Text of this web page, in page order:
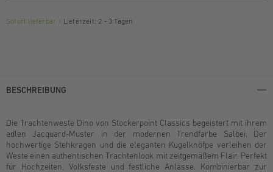
Sofort lieferbar Lieferzeit: 2 - 3 Tagen
BESCHREIBUNG
Die Trachtenweste Dino von Stockerpoint Classics begeistert mit ihrem
edlen Jacquard-Muster in der modernen Trendfarbe Salbei. Der
hochwertige Stehkragen und die eleganten Kugelknöfpe verleihen der
Weste einen authentischen Trachtenlook mit zeitgemäßem Flair. Perfekt
für Hochzeiten, Volksfeste und festliche Anlässe. Kombinierbar zur